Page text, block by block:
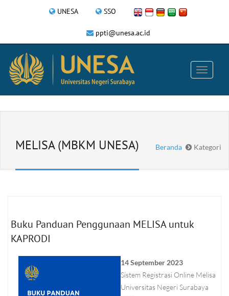
UNESA SSO
ppti@unesa.ac.id
MELISA (MBKM UNESA) Beranda Kategori
Buku Panduan Penggunaan MELISA untuk
KAPRODI
14 September 2023
Sistem Registrasi Online Melisa
Universitas Negeri Surabaya